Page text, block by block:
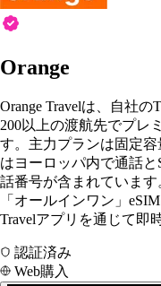
Orange
Orange Travelは、自社の
200以上の渡航先でプレ
す。主力プランは固定
はヨーロッパ内で通話
話番号が含まれていま
「オールインワン」
Travelアプリを通じて即
認証済み
Web購入